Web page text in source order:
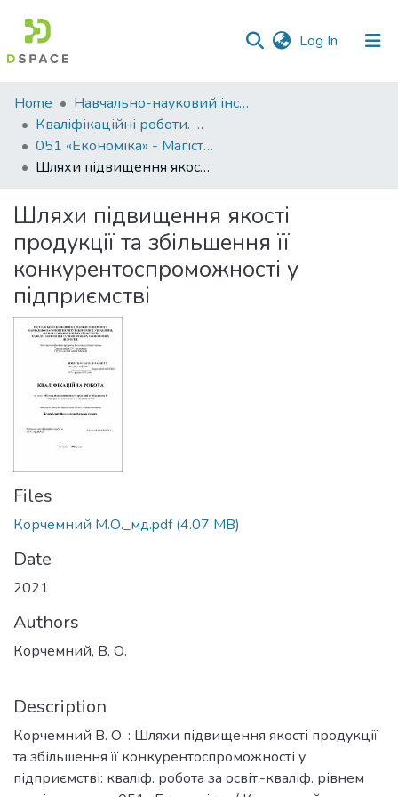
Log In (current)
Communities
&
Collections
All of DSpace
Statistics
Home
Навчально-науковий інститут економіки, управління, права та інформаційних технологій
Кваліфікаційні роботи. ННІ економіки, управління, права та ІТ
051 «Економіка» - Магістри 2021-2022
Шляхи підвищення якості продукції та збільшення її конкурентоспроможності у підприємстві
Шляхи підвищення якості
продукції та збільшення її
конкурентоспроможності у
підприємстві
Files
Корчемний М.О._мд.pdf(4.07 MB)
Date
2021
Authors
Корчемний, В. О.
Description
Корчемний В. О. : Шляхи підвищення якості продукції
та збільшення її конкурентоспроможності у
підприємстві: кваліф. робота за освіт.-кваліф. рівнем